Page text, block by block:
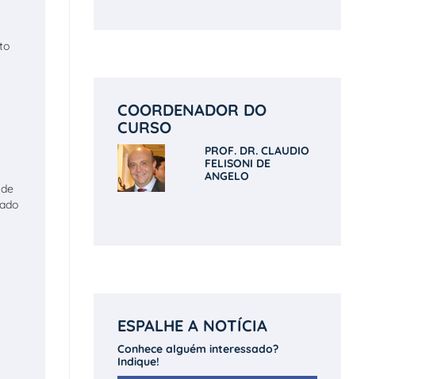
COORDENADOR DO
CURSO
PROF. DR. CLAUDIO
FELISONI DE
ANGELO
ESPALHE A NOTÍCIA
Conhece alguém interessado?
Indique!